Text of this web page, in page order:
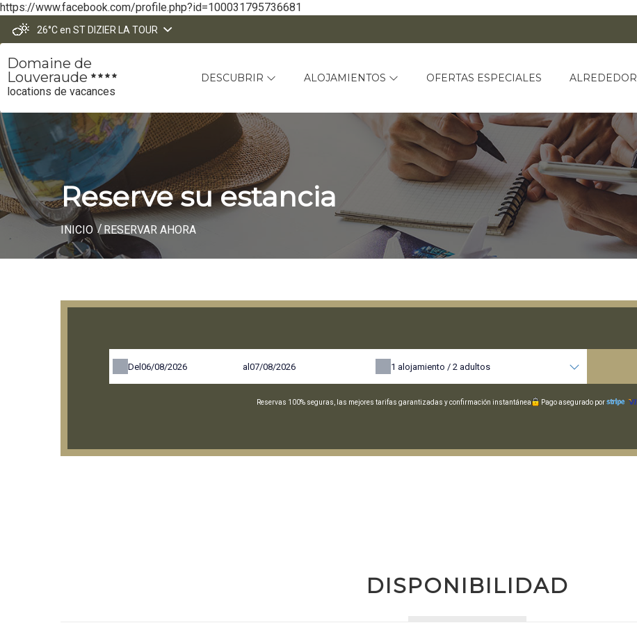
https://www.facebook.com/profile.php?id=100031795736681
26°Cen ST DIZIER LA TOUR
Domaine de
Louveraude
locations de vacances
DESCUBRIR ALOJAMIENTOS OFERTAS ESPECIALES ALREDEDOR
Reserve su estancia
INICIO RESERVAR AHORA
Del al 1 alojamiento / 2 adultos
Reservas 100% seguras, las mejores tarifas garantizadas y confirmación instantánea Pago asegurado por
DISPONIBILIDAD